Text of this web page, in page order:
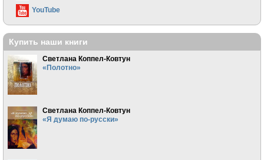
YouTube
Купить наши книги
Светлана Коппел-Ковтун
«Полотно»
Светлана Коппел-Ковтун
«Я думаю по-русски»